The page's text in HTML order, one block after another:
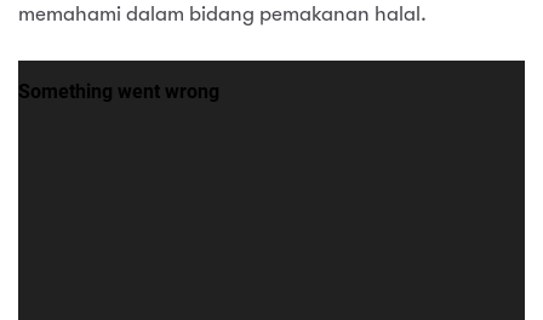
memahami dalam bidang pemakanan halal.